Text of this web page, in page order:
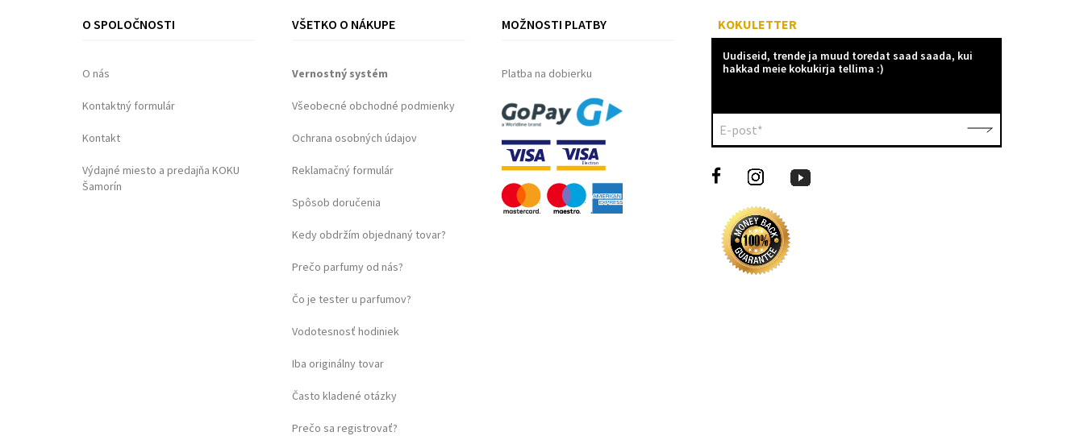
O SPOLOČNOSTI
O nás
Kontaktný formulár
Kontakt
Výdajné miesto a predajňa KOKU
Šamorín
VŠETKO O NÁKUPE
Vernostný systém
Všeobecné obchodné podmienky
Ochrana osobných údajov
Reklamačný formulár
Spôsob doručenia
Kedy obdržím objednaný tovar?
Prečo parfumy od nás?
Čo je tester u parfumov?
Vodotesnosť hodiniek
Iba originálny tovar
Často kladené otázky
Prečo sa registrovať?
MOŽNOSTI PLATBY
Platba na dobierku
KOKULETTER
Uudiseid, trende ja muud toredat saad saada, kui
hakkad meie kokukirja tellima :)
E-post*